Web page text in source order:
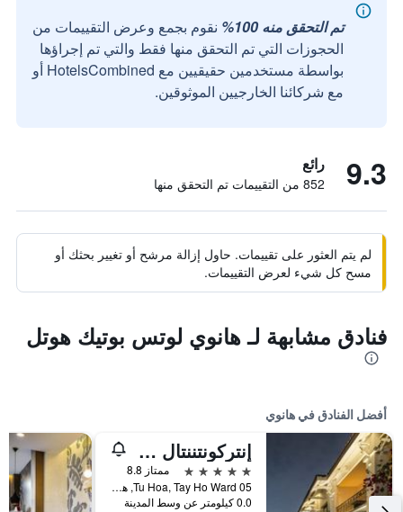
تم التحقق منه 100%
نقوم بجمع وعرض التقييمات من
الحجوزات التي تم التحقق منها فقط والتي تم إجراؤها
بواسطة مستخدمين حقيقيين مع HotelsCombined أو
مع شركائنا الخارجيين الموثوقين.
9.3 رائع
852 من التقييمات تم التحقق منها
لم يتم العثور على تقييمات. حاول إزالة مرشح أو تغيير بحثك أو
مسح كل شيء لعرض التقييمات.
فنادق مشابهة لـ هانوي لوتس بوتيك هوتل
أفضل الفنادق في هانوي
إنتركونتننتال هانوي يستليك
5 نجوم
ممتاز 8.8
05 Tu Hoa, Tay Ho Ward, هانوي, فيتنام
0.0 كيلومتر عن وسط المدينة